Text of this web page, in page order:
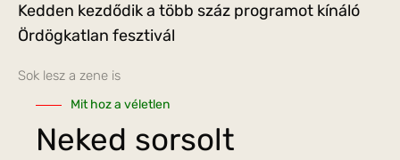
Kedden kezdődik a több száz programot kínáló
Ördögkatlan fesztivál
Sok lesz a zene is
Mit hoz a véletlen
Neked sorsolt